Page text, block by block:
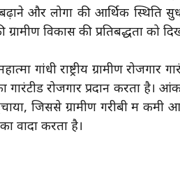
और लोगों की आर्थिक स्थिति
विकास की प्रतिबद्धता को
राष्ट्रीय ग्रामीण रोजगार
गारंटीड रोजगार प्रदान करता है।
जिससे ग्रामीण गरीबी में कमी
करता है।